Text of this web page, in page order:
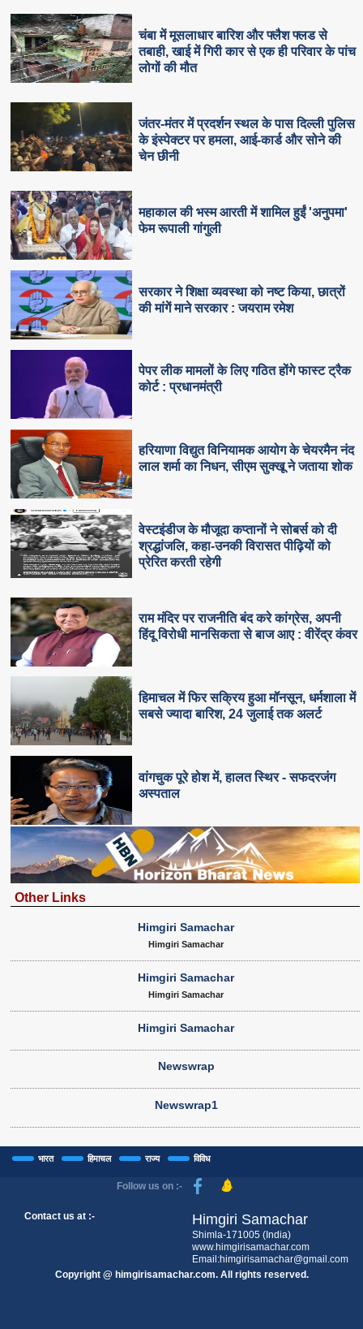
चंबा में मूसलाधार बारिश और फ्लैश फ्लड से
तबाही, खाई में गिरी कार से एक ही परिवार के पांच
लोगों की मौत
जंतर-मंतर में प्रदर्शन स्थल के पास दिल्ली पुलिस
के इंस्पेक्टर पर हमला, आई-कार्ड और सोने की
चेन छीनी
महाकाल की भस्म आरती में शामिल हुईं 'अनुपमा'
फेम रूपाली गांगुली
सरकार ने शिक्षा व्यवस्था को नष्ट किया, छात्रों
की मांगें माने सरकार : जयराम रमेश
पेपर लीक मामलों के लिए गठित होंगे फास्ट ट्रैक
कोर्ट : प्रधानमंत्री
हरियाणा विद्युत विनियामक आयोग के चेयरमैन नंद
लाल शर्मा का निधन, सीएम सुक्‍खू ने जताया शोक
वेस्टइंडीज के मौजूदा कप्तानों ने सोबर्स को दी
श्रद्धांजलि, कहा-उनकी विरासत पीढ़ियों को
प्रेरित करती रहेगी
राम मंदिर पर राजनीति बंद करे कांग्रेस, अपनी
हिंदू विरोधी मानसिकता से बाज आए : वीरेंद्र कंवर
हिमाचल में फिर सक्रिय हुआ मॉनसून, धर्मशाला में
सबसे ज्यादा बारिश, 24 जुलाई तक अलर्ट
वांगचुक पूरे होश में, हालत स्थिर - सफदरजंग
अस्पताल
Other Links
Himgiri Samachar
Himgiri Samachar
Himgiri Samachar
Himgiri Samachar
Himgiri Samachar
Newswrap
Newswrap1
भारत हिमाचल राज्य विविध
Follow us on :-
Contact us at :- Himgiri Samachar
Shimla-171005 (India)
www.himgirisamachar.com
Email:himgirisamachar@gmail.com
Copyright @ himgirisamachar.com. All rights reserved.